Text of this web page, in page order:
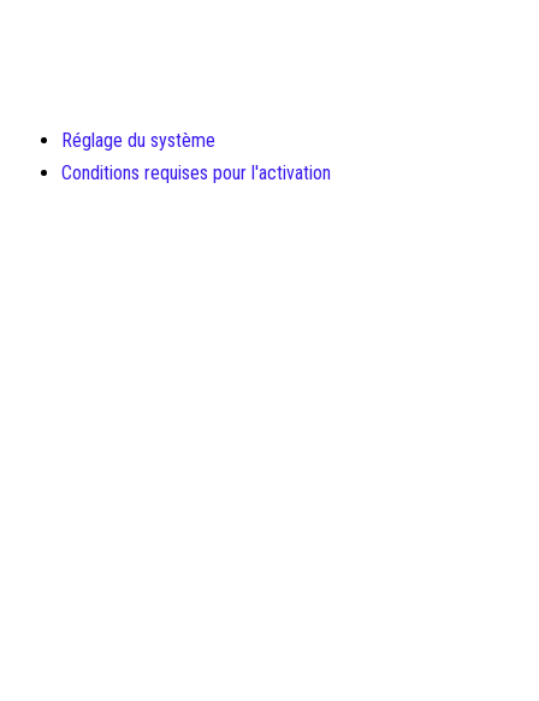
Réglage du système
Conditions requises pour l'activation